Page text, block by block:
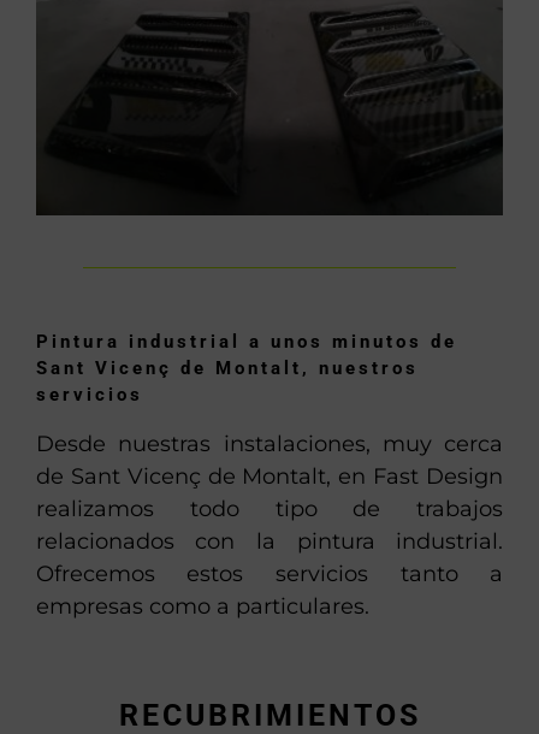
Pintura industrial a unos minutos de
Sant Vicenç de Montalt, nuestros
servicios
Desde nuestras instalaciones, muy cerca
de Sant Vicenç de Montalt, en Fast Design
realizamos todo tipo de trabajos
relacionados con la pintura industrial.
Ofrecemos estos servicios tanto a
empresas como a particulares.
RECUBRIMIENTOS